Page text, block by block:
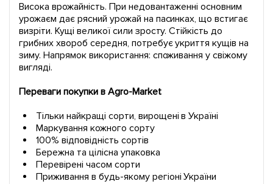
Висока врожайність. При недовантаженні основним
урожаєм дає рясний урожай на пасинках, що встигає
визріти. Кущі великої сили зросту. Стійкість до
грибних хвороб середня, потребує укриття кущів на
зиму. Напрямок використання: споживання у свіжому
вигляді.
Переваги покупки в Agro-Market
Тільки найкращі сорти, вирощені в Україні
Маркування кожного сорту
100% відповідність сортів
Бережна та цілісна упаковка
Перевірені часом сорти
Приживання в будь-якому регіоні України